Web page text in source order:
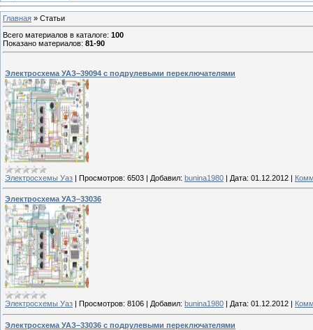
Главная » Статьи
Всего материалов в каталоге: 100
Показано материалов: 81-90
Электросхема УАЗ–39094 с подрулевыми переключателями
Электросхемы Уаз | Просмотров: 6503 | Добавил: bunina1980 | Дата: 01.12.2012 |
Электросхема УАЗ–33036
Электросхемы Уаз Просмотров: 8106 Добавил: bunina1980 Дата: 01.12.2012
Электросхема УАЗ–33036 с подрулевыми переключателями